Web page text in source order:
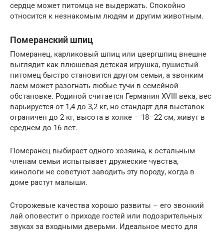
сердце может питомца не выдержать. Спокойно
относится к незнакомым людям и другим животным.
Померанский шпиц
Померанец, карликовый шпиц или цвергшпиц внешне
выглядит как плюшевая детская игрушка, пушистый
питомец быстро становится другом семьи, а звонким
лаем может разогнать любые тучи в семейной
обстановке. Родиной считается Германия XVIII века, вес
варьируется от 1,4 до 3,2 кг, но стандарт для выставок
ограничен до 2 кг, высота в холке – 18–22 см, живут в
среднем до 16 лет.
Померанец выбирает одного хозяина, к остальным
членам семьи испытывает дружеские чувства,
кинологи не советуют заводить эту породу, когда в
доме растут малыши.
Сторожевые качества хорошо развиты – его звонкий
лай оповестит о приходе гостей или подозрительных
звуках за входными дверьми. Идеальное место для